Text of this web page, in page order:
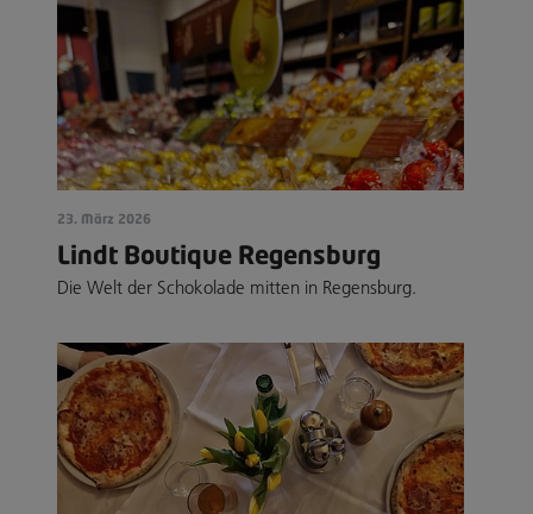
23. März 2026
Lindt Boutique Regensburg
Die Welt der Schokolade mitten in Regensburg.